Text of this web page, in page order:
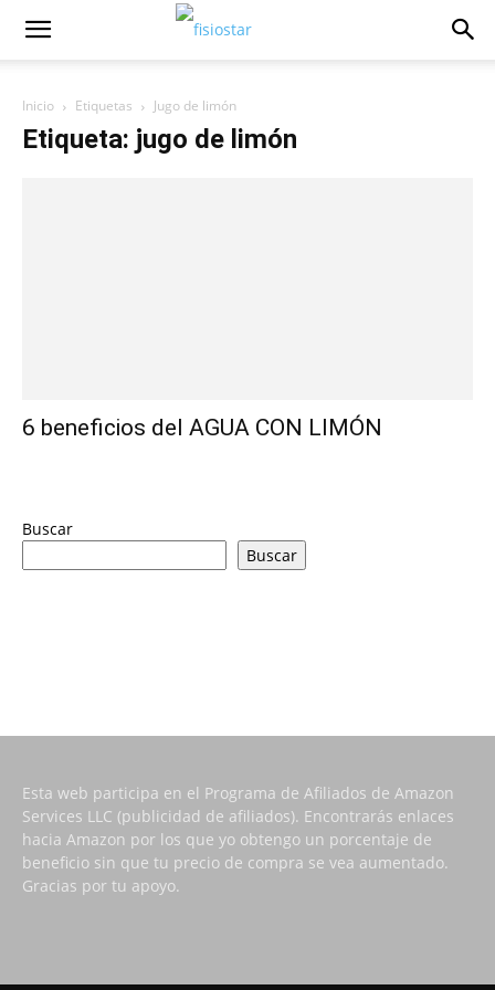
Inicio Etiquetas Jugo de limón
Etiqueta: jugo de limón
6 beneficios del AGUA CON LIMÓN
Buscar
Buscar
Esta web participa en el Programa de Afiliados de Amazon
Services LLC (publicidad de afiliados). Encontrarás enlaces
hacia Amazon por los que yo obtengo un porcentaje de
beneficio sin que tu precio de compra se vea aumentado.
Gracias por tu apoyo.